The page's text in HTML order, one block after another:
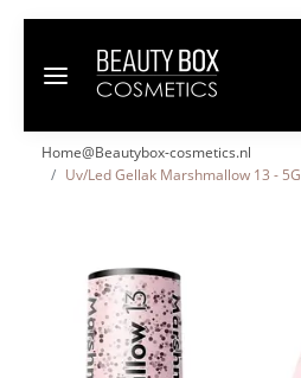
Home@Beautybox-cosmetics.nl
Uv/Led Gellak Marshmallow 13 - 5G